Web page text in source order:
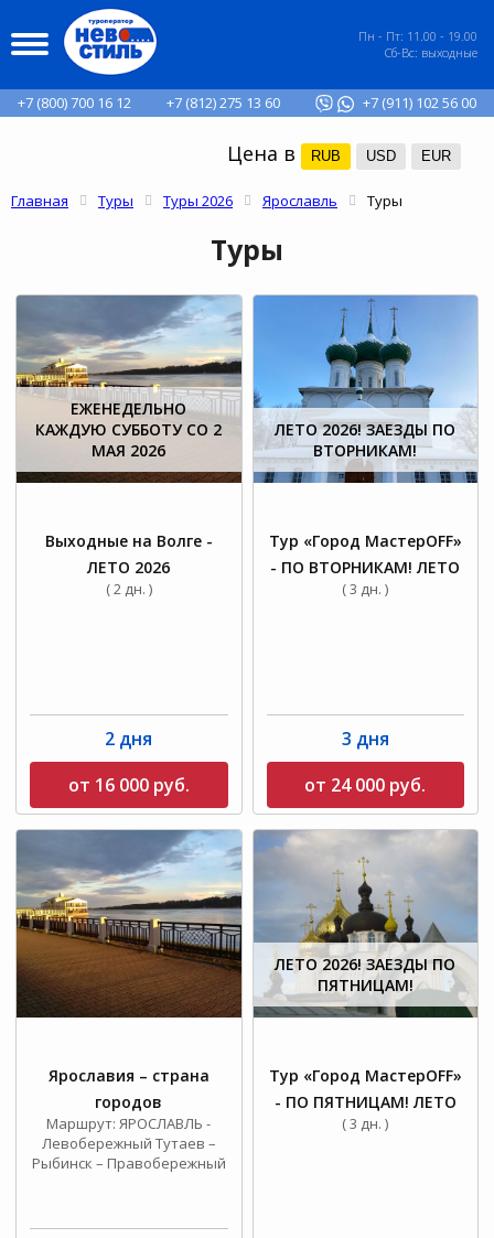
Пн - Пт: 11.00 - 19.00
Сб-Вс: выходные
+7 (800) 700 16 12 +7 (812) 275 13 60 +7 (911) 102 56 00
Цена в RUB USD EUR
Главная Туры Туры 2026 Ярославль Туры
Туры
ЕЖЕНЕДЕЛЬНО
КАЖДУЮ СУББОТУ СО 2
МАЯ 2026
Выходные на Волге -
ЛЕТО 2026
( 2 дн. )
2 дня
от 16 000 руб.
ЛЕТО 2026! ЗАЕЗДЫ ПО
ВТОРНИКАМ!
Тур «Город МастерOFF»
- ПО ВТОРНИКАМ! ЛЕТО
( 3 дн. )
3 дня
от 24 000 руб.
Ярославия – страна
городов
Маршрут: ЯРОСЛАВЛЬ -
Левобережный Тутаев –
Рыбинск – Правобережный
ЛЕТО 2026! ЗАЕЗДЫ ПО
ПЯТНИЦАМ!
Тур «Город МастерOFF»
- ПО ПЯТНИЦАМ! ЛЕТО
( 3 дн. )